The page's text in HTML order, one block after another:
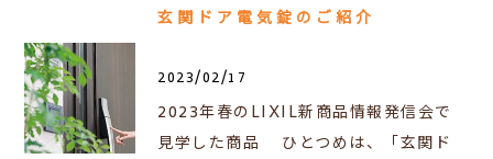
玄関ドア電気錠のご紹介
2023/02/17
2023年春のLIXIL新商品情報発信会で
見学した商品 ひとつめは、「玄関ド